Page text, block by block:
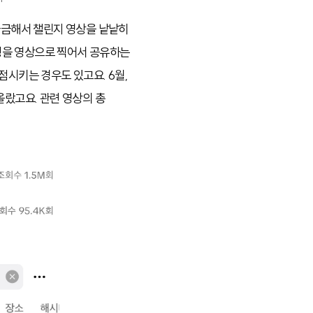
해서 챌린지 영상을 낱낱히
영상으로 찍어서 공유하는
시키는 경우도 있고요. 6월,
고요. 관련 영상의 총